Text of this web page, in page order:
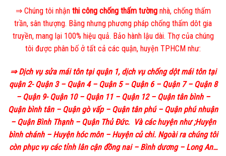
⇒ Chúng tôi nhậnthi công chống thấm tườngnhà, chống thấm
trần, sân thượng. Bằng nhưng phương pháp chống thấm dôt gia
truyền, mang lại 100% hiệu quả. Bảo hành lậu dài. Thợ của chúng
tôi được phân bố ở tất cả các quận, huyện TPHCM như:
⇒ Dịch vụ sửa mái tôn tại quận 1, dịch vụ chống dột mái tôn tại
quận 2- Quận 3 – Quận 4 – Quận 5 – Quận 6 – Quận 7 – Quận 8
– Quận 9- Quận 10 – Quận 11 – Quận 12 – Quận tân bình –
Quận bình tân – Quận gò vấp – Quận tân phú – Quận phú nhuận
– Quận Bình Thạnh – Quận Thủ Đức. Và các huyện như ;Huyện
bình chánh – Huyện hóc môn – Huyện củ chi. Ngoài ra chúng tôi
còn phục vụ các tỉnh lân cận đồng nai – Bình dương – Long An…